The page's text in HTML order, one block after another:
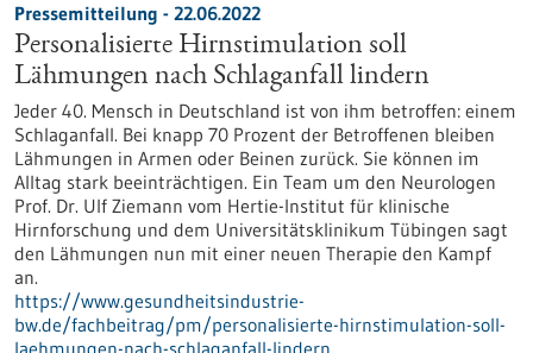
Pressemitteilung - 22.06.2022
Personalisierte Hirnstimulation soll
Lähmungen nach Schlaganfall lindern
Jeder 40. Mensch in Deutschland ist von ihm betroffen: einem
Schlaganfall. Bei knapp 70 Prozent der Betroffenen bleiben
Lähmungen in Armen oder Beinen zurück. Sie können im
Alltag stark beeinträchtigen. Ein Team um den Neurologen
Prof. Dr. Ulf Ziemann vom Hertie-Institut für klinische
Hirnforschung und dem Universitätsklinikum Tübingen sagt
den Lähmungen nun mit einer neuen Therapie den Kampf
an.
https://www.gesundheitsindustrie-
bw.de/fachbeitrag/pm/personalisierte-hirnstimulation-soll-
laehmungen-nach-schlaganfall-lindern